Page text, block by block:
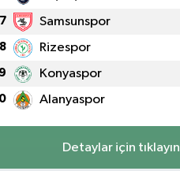
7 Samsunspor
8 Rizespor
9 Konyaspor
Alanyaspor
Detaylar için tıklayın